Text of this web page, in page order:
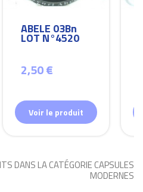
ABELE 03Bn
LOT N°4520
2,50 €
Voir le produit
DANS LA CATÉGORIE CAPSULES
MODERNES